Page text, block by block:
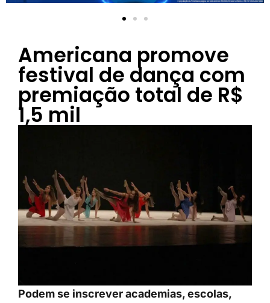
Americana promove
festival de dança com
premiação total de R$
1,5 mil
Podem se inscrever academias, escolas,